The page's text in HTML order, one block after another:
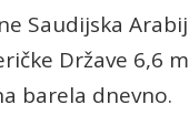
Saudijska
Države 6,6
barela dnevno.